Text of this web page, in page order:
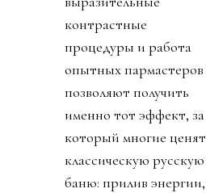
контрастные
процедуры и работа
опытных пармастеров
позволяют получить
именно тот эффект, за
который многие ценят
классическую русскую
баню: прилив энергии,